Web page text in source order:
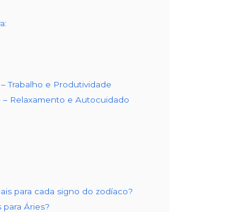
Trabalho e Produtividade
Relaxamento e Autocuidado
para cada signo do zodíaco?
Áries?